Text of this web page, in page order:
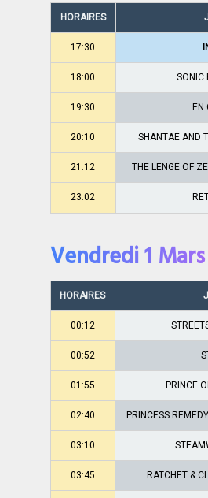
HORAIRES
17:30
18:00 SONIC
19:30 EN
20:10 SHANTAE AND
21:12 THE LENGE OF
23:02
Vendredi 1 Mars
HORAIRES
00:12
00:52
01:55 PRINCE
02:40 PRINCESS
03:10
03:45 RATCHET &